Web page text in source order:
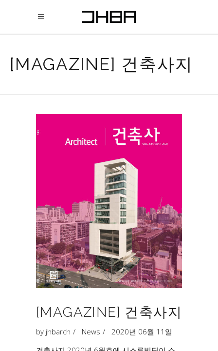
[MAGAZINE] 건축사지
[MAGAZINE] 건축사지
by jhbarch News
2020년 06월 11일